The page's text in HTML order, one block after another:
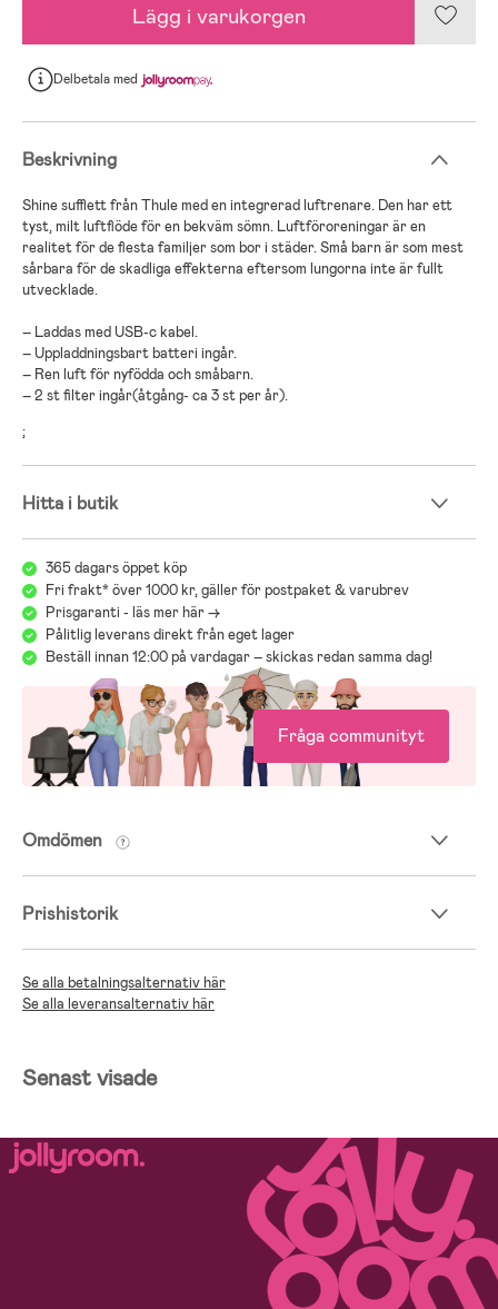
Lägg i varukorgen
Delbetalamed
Beskrivning
Shine sufflett från Thule med en integrerad luftrenare. Den har ett
tyst, milt luftflöde för en bekväm sömn. Luftföroreningar är en
realitet för de flesta familjer som bor i städer. Små barn är som mest
sårbara för de skadliga effekterna eftersom lungorna inte är fullt
utvecklade.
– Laddas med USB-c kabel.
– Uppladdningsbart batteri ingår.
– Ren luft för nyfödda och småbarn.
– 2 st filter ingår(åtgång- ca 3 st per år).
;
Hitta i butik
365 dagars öppet köp
Fri frakt* över 1000 kr, gäller för postpaket & varubrev
Prisgaranti - läs mer här ->
Pålitlig leverans direkt från eget lager
Beställ innan 12:00 på vardagar – skickas redan samma dag!
Fråga communityt
Omdömen
Prishistorik
Se alla betalningsalternativ här
Se alla leveransalternativ här
Senast visade